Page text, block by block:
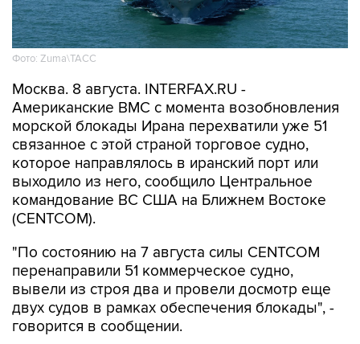
Фото: Zuma\ТАСС
Москва. 8 августа. INTERFAX.RU -
морской блокады Ирана перехватили уже 51
связанное с этой страной торговое судно,
которое направлялось в иранский порт или
выходило из него, сообщило Центральное
командование ВС США на Ближнем Востоке
(CENTCOM).
"По состоянию на 7 августа силы CENTCOM
вывели из строя два и провели досмотр еще
двух судов в рамках обеспечения блокады", -
говорится в сообщении.
ВМС США 14 июлявозобновили